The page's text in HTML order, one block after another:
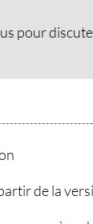
pour
de la